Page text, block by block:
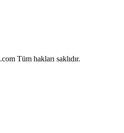
Tüm hakları saklıdır.